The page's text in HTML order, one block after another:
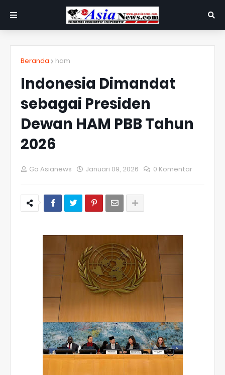
Beranda ham
Indonesia Dimandat
sebagai Presiden
Dewan HAM PBB Tahun
2026
Go Asianews Januari 09, 2026 0 Komentar